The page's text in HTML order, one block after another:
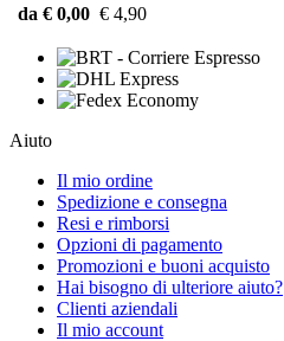
da € 0,00 € 4,90
Aiuto
Il mio ordine
Spedizione e consegna
Resi e rimborsi
Opzioni di pagamento
Promozioni e buoni acquisto
Hai bisogno di ulteriore aiuto?
Clienti aziendali
Il mio account